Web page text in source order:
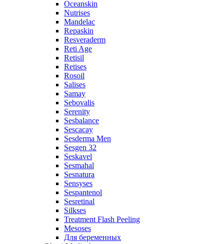
Oceanskin
Nutrises
Mandelac
Repaskin
Resveraderm
Reti Age
Retisil
Retises
Rosoil
Salises
Samay
Sebovalis
Serenity
Sesbalance
Sescacay
Sesderma Men
Sesgen 32
Seskavel
Sesmahal
Sesnatura
Sensyses
Sespantenol
Sesretinal
Silkses
Treatment Flash Peeling
Mesoses
Для беременных